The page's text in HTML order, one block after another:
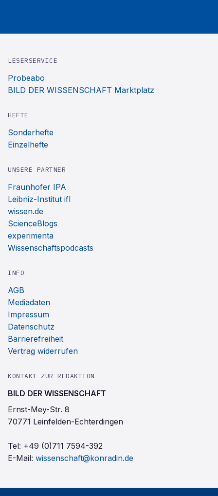
LESERSERVICE
Probeabo
BILD DER WISSENSCHAFT Marktplatz
HEFTE
Sonderhefte
Einzelhefte
UNSERE PARTNER
Fraunhofer IPA
Leibniz-Institut ifl
wissen.de
ScienceBlogs
experimenta
Wissenschaftspodcasts
INFO
AGB
Mediadaten
Impressum
Datenschutz
Barrierefreiheit
Vertrag widerrufen
KONTAKT ZUR REDAKTION
BILD DER WISSENSCHAFT
Ernst-Mey-Str. 8
70771 Leinfelden-Echterdingen
Tel: +49 (0)711 7594-392
E-Mail: wissenschaft@konradin.de